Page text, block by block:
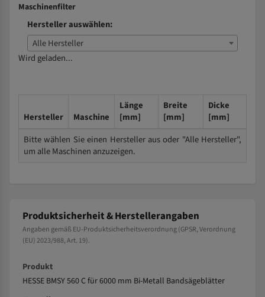
Maschinenfilter
Hersteller auswählen:
Alle Hersteller
Wird geladen...
Hersteller Maschine
Länge
[mm]
Breite
[mm]
Dicke
[mm]
Bitte wählen Sie einen Hersteller aus oder "Alle Hersteller",
um alle Maschinen anzuzeigen.
Produktsicherheit & Herstellerangaben
Angaben gemäß EU-Produktsicherheitsverordnung (GPSR, Verordnung
(EU) 2023/988, Art. 19).
Produkt
HESSE BMSY 560 C für 6000 mm Bi-Metall Bandsägeblätter